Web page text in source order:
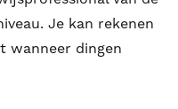
Je kan rekenen
wanneer dingen